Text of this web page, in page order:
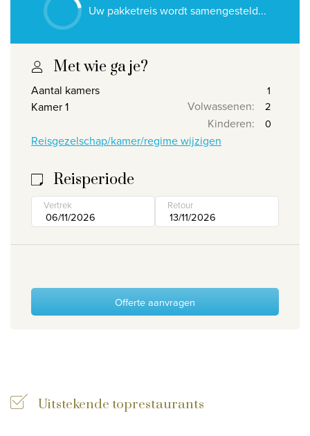
De beste aanbiedingen
IKYK Malta
Dhigali Resort Maldives
SALT of Palmar Mauritius
Wie zijn wij
Waarom Travelworld
Nuttige links
Uw pakketreis wordt samengesteld...
Met wie ga je?
Aantal kamers
Kamer 1
Volwassenen:
Kinderen:
Reisgezelschap/kamer/regime wijzigen
Reisperiode
Vertrek Retour
Offerte aanvragen
Uitstekende toprestaurants